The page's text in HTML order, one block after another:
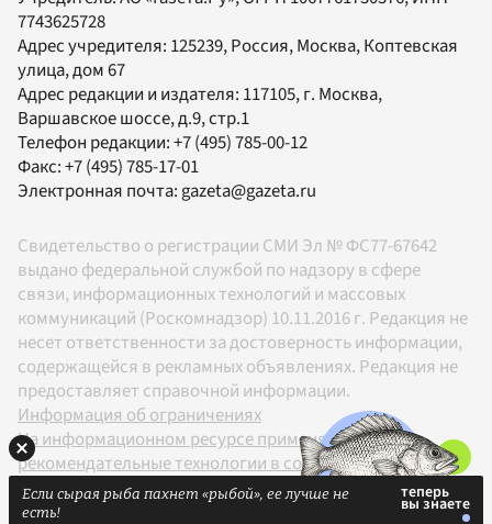
7743625728
Адрес учредителя: 125239, Россия, Москва, Коптевская
улица, дом 67
Адрес редакции и издателя: 117105, г. Москва,
Варшавское шоссе, д.9, стр.1
Телефон редакции:+7 (495) 785-00-12
Факс:+7 (495) 785-17-01
Электронная почта: gazeta@gazeta.ru
Свидетельство о регистрации СМИ Эл № ФС77-67642
выдано федеральной службой по надзору в сфере
связи, информационных технологий и массовых
коммуникаций (Роскомнадзор) 10.11.2016 г. Редакция не
несет ответственности за достоверность информации,
содержащейся в рекламных объявлениях. Редакция не
предоставляет справочной информации.
Информация об ограничениях
На информационном ресурсе применяются
рекомендательные технологии в соответствии с
Правилами
Если сырая рыба пахнет «рыбой», ее лучше не
есть!